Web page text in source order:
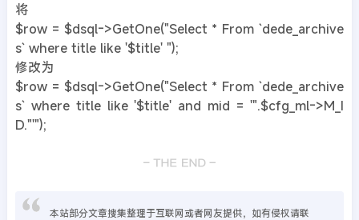
将
$row = $dsql->GetOne("Select * From `dede_archive
s` where title like '$title' ");
修改为
$row = $dsql->GetOne("Select * From `dede_archive
s` where title like '$title' and mid = '".$cfg_ml->M_I
D."'");
本站部分文章搜集整理于互联网或者网友提供，如有侵权请联